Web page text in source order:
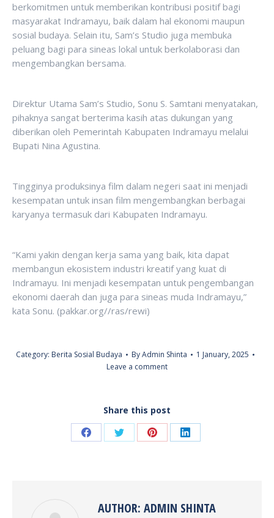
berkomitmen untuk memberikan kontribusi positif bagi
masyarakat Indramayu, baik dalam hal ekonomi maupun
sosial budaya. Selain itu, Sam’s Studio juga membuka
peluang bagi para sineas lokal untuk berkolaborasi dan
mengembangkan bersama.
Direktur Utama Sam’s Studio, Sonu S. Samtani menyatakan,
pihaknya sangat berterima kasih atas dukungan yang
diberikan oleh Pemerintah Kabupaten Indramayu melalui
Bupati Nina Agustina.
Tingginya produksinya film dalam negeri saat ini menjadi
kesempatan untuk insan film mengembangkan berbagai
karyanya termasuk dari Kabupaten Indramayu.
“Kami yakin dengan kerja sama yang baik, kita dapat
membangun ekosistem industri kreatif yang kuat di
Indramayu. Ini menjadi kesempatan untuk pengembangan
ekonomi daerah dan juga para sineas muda Indramayu,”
kata Sonu. (pakkar.org//ras/rewi)
Category: Berita Sosial Budaya ByAdmin Shinta
1 January, 2025
Leave a comment
Share this post
Share Share Share Share
AUTHOR: ADMIN SHINTA